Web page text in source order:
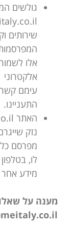
גולשים
שירותים
אלו
אלקטרוני
עימם קשר
התעניינו.
נזק
מפרסם
לו,
מידע
מענה על